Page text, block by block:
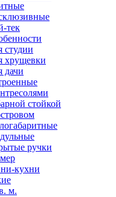
тек
студии
хрущевки
дачи
стойкой
ручки
кухни
м.